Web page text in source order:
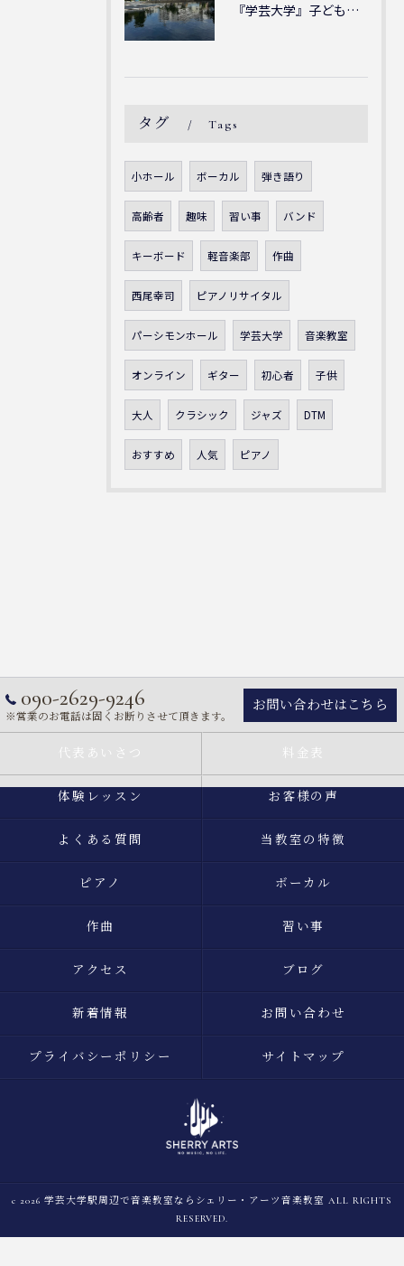
『学芸大学』子どもには子どもの表現が大切！シェリー・アーツ音...
タグ Tags
小ホール ボーカル 弾き語り
高齢者 趣味 習い事 バンド
キーボード 軽音楽部 作曲
西尾幸司 ピアノリサイタル
パーシモンホール 学芸大学 音楽教室
オンライン ギター 初心者 子供
大人 クラシック ジャズ DTM
おすすめ 人気 ピアノ
090-2629-9246
※営業のお電話は固くお断りさせて頂きます。
お問い合わせはこちら
代表あいさつ 料金表
体験レッスン お客様の声
よくある質問 当教室の特徴
ピアノ ボーカル
作曲 習い事
アクセス ブログ
新着情報 お問い合わせ
プライバシーポリシー サイトマップ
c 2026 学芸大学駅周辺で音楽教室ならシェリー・アーツ音楽教室 ALL RIGHTS
RESERVED.